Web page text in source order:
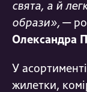
свята, а й
образи», —
Олександра
У асортименті
жилетки,